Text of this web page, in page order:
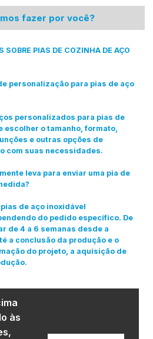
fazer por você?
SOBRE PIAS DE COZINHA DE AÇO
personalização para pias de aço
personalizados para pias de
escolher o tamanho, formato,
e outras opções de
com suas necessidades.
leva para enviar uma pia de
de aço inoxidável
do pedido específico. De
de 4 a 6 semanas desde a
a conclusão da produção e o
do projeto, a aquisição de
às